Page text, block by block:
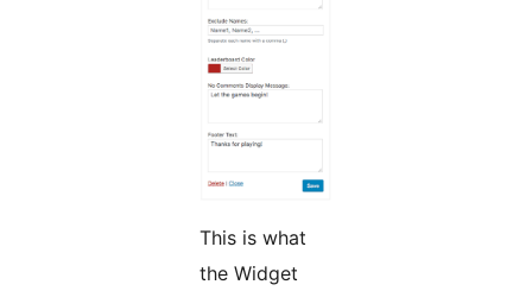
This is what
the Widget